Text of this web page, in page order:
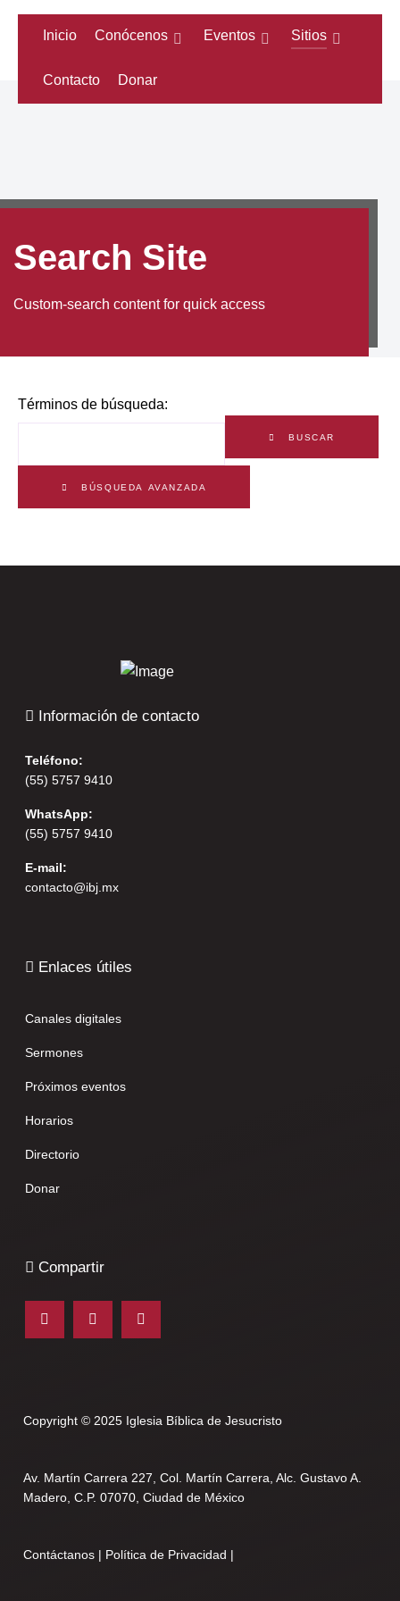
Inicio Conócenos Eventos Sitios
Contacto Donar
Search Site
Custom-search content for quick access
Formulario de búsqueda
Términos de búsqueda:
BUSCAR
BÚSQUEDA AVANZADA
Información de contacto
Teléfono:
(55) 5757 9410
WhatsApp:
(55) 5757 9410
E-mail:
contacto@ibj.mx
Enlaces útiles
Canales digitales
Sermones
Próximos eventos
Horarios
Directorio
Donar
Compartir
Copyright © 2025 Iglesia Bíblica de Jesucristo
Av. Martín Carrera 227, Col. Martín Carrera, Alc. Gustavo A.
Madero, C.P. 07070, Ciudad de México
Contáctanos | Política de Privacidad |